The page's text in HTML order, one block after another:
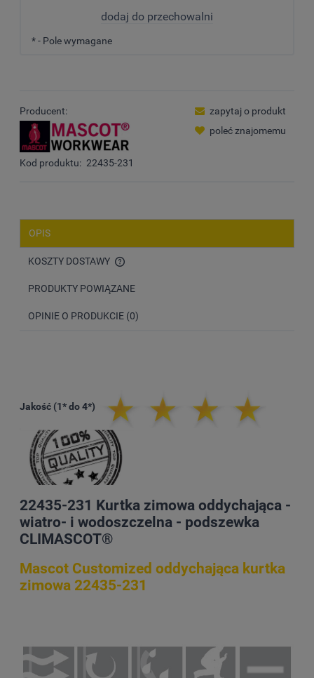
dodaj do przechowalni
*- Pole wymagane
Producent:
Kod produktu: 22435-231
zapytaj o produkt
poleć znajomemu
OPIS
KOSZTY DOSTAWY
PRODUKTY POWIĄZANE
OPINIE O PRODUKCIE (0)
Jakość (1* do 4*)
22435-231 Kurtka zimowa oddychająca -
wiatro- i wodoszczelna - podszewka
CLIMASCOT®
Mascot Customized oddychająca kurtka
zimowa 22435-231